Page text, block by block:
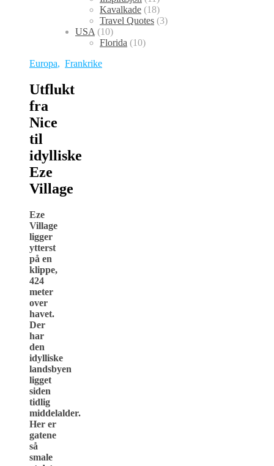
Kavalkade (18)
Travel Quotes (3)
USA (10)
Florida (10)
Europa, Frankrike
Utflukt
fra
Nice
til
idylliske
Eze
Village
Eze
Village
ligger
ytterst
på en
klippe,
424
meter
over
havet.
Der
har
den
idylliske
landsbyen
ligget
siden
tidlig
middelalder.
Her er
gatene
så
smale